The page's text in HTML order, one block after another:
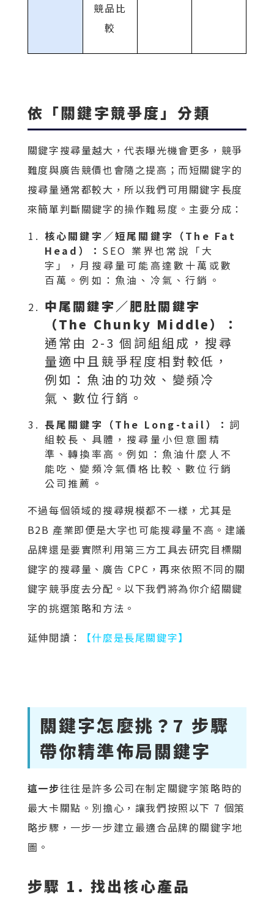
競品比
較
依「關鍵字競爭度」分類
關鍵字搜尋量越大，代表曝光機會更多，競爭
難度與廣告競價也會隨之提高；而短關鍵字的
搜尋量通常都較大，所以我們可用關鍵字長度
來簡單判斷關鍵字的操作難易度。主要分成：
核心關鍵字／短尾關鍵字（The Fat
Head）： SEO 業界也常說「大
字」，月搜尋量可能高達數十萬或數
百萬。例如：魚油、冷氣、行銷。
中尾關鍵字／肥肚關鍵字
（The Chunky Middle）：
通常由 2-3 個詞組組成，搜尋
量適中且競爭程度相對較低，
例如：魚油的功效、變頻冷
氣、數位行銷。
長尾關鍵字（The Long-tail）： 詞
組較長、具體，搜尋量小但意圖精
準、轉換率高。例如：魚油什麼人不
能吃、變頻冷氣價格比較、數位行銷
公司推薦。
不過每個領域的搜尋規模都不一樣，尤其是
B2B 產業即便是大字也可能搜尋量不高。建議
品牌還是要實際利用第三方工具去研究目標關
鍵字的搜尋量、廣告 CPC，再來依照不同的關
鍵字競爭度去分配。以下我們將為你介紹關鍵
字的挑選策略和方法。
延伸閱讀：
【什麼是長尾關鍵字】
關鍵字怎麼挑？7 步驟
帶你精準佈局關鍵字
這一步往往是許多公司在制定關鍵字策略時的
最大卡關點。別擔心，讓我們按照以下 7 個策
略步驟，一步一步建立最適合品牌的關鍵字地
圖。
步驟 1. 找出核心產品